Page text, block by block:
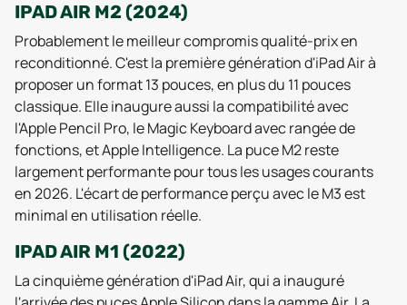
IPAD AIR M2 (2024)
Probablement le meilleur compromis qualité-prix en
reconditionné. C'est la première génération d'iPad Air à
proposer un format 13 pouces, en plus du 11 pouces
classique. Elle inaugure aussi la compatibilité avec
l'Apple Pencil Pro, le Magic Keyboard avec rangée de
fonctions, et Apple Intelligence. La puce M2 reste
largement performante pour tous les usages courants
en 2026. L'écart de performance perçu avec le M3 est
minimal en utilisation réelle.
IPAD AIR M1 (2022)
La cinquième génération d'iPad Air, qui a inauguré